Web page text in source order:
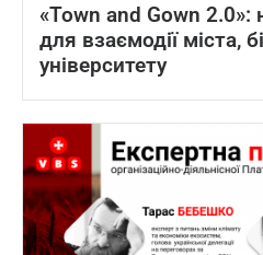
«Town and Gown 2.0»:
для взаємодії міста,
університету